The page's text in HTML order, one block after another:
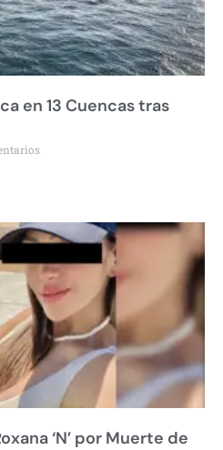
en 13 Cuencas tras
‘N’ por Muerte de